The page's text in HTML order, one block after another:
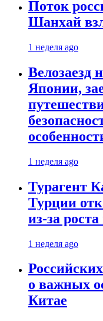
Поток
Шанхай
1 неделя ago
Велозаезд
Японии,
1 неделя ago
Турагент
Турции
из-за
1 неделя ago
о важных
Китае